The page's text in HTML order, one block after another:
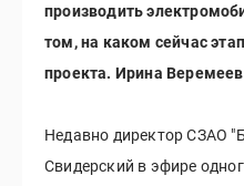
производить
том, на каком сейчас
проекта. Ирина
Недавно директор СЗАО
Свидерский в эфире